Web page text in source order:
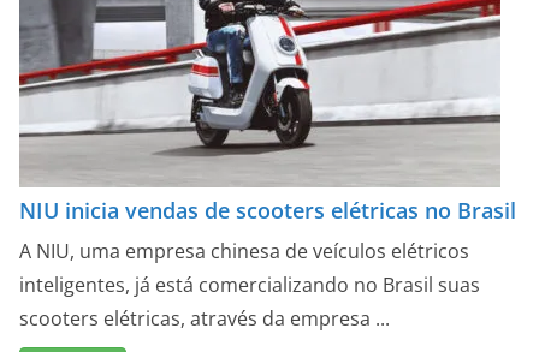
NIU inicia vendas de scooters elétricas no Brasil
A NIU, uma empresa chinesa de veículos elétricos
inteligentes, já está comercializando no Brasil suas
scooters elétricas, através da empresa ...